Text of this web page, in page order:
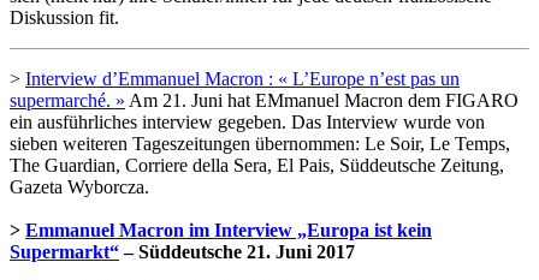
Diskussion fit.
> Interview d’Emmanuel Macron : « L’Europe n’est pas un
supermarché. » Am 21. Juni hat EMmanuel Macron dem FIGARO
ein ausführliches interview gegeben. Das Interview wurde von
sieben weiteren Tageszeitungen übernommen: Le Soir, Le Temps,
The Guardian, Corriere della Sera, El Pais, Süddeutsche Zeitung,
Gazeta Wyborcza.
> Emmanuel Macron im Interview „Europa ist kein
Supermarkt“– Süddeutsche 21. Juni 2017